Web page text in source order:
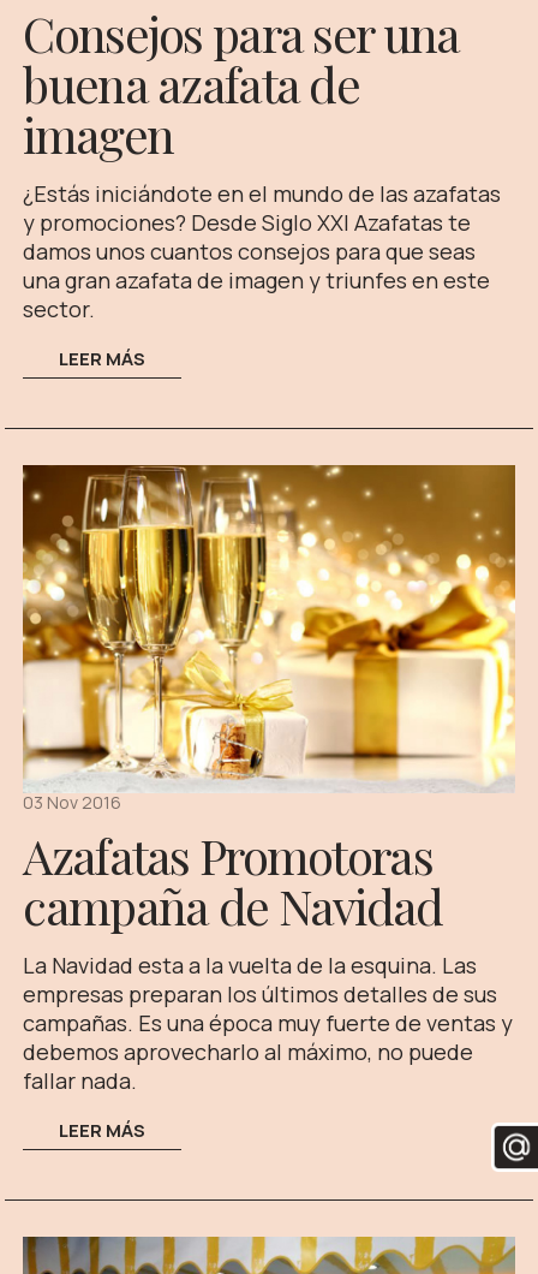
Consejos para ser una
buena azafata de
imagen
¿Estás iniciándote en el mundo de las azafatas
y promociones? Desde Siglo XXI Azafatas te
damos unos cuantos consejos para que seas
una gran azafata de imagen y triunfes en este
sector.
LEER MÁS
03 Nov 2016
Azafatas Promotoras
campaña de Navidad
La Navidad esta a la vuelta de la esquina. Las
empresas preparan los últimos detalles de sus
campañas. Es una época muy fuerte de ventas y
debemos aprovecharlo al máximo, no puede
fallar nada.
LEER MÁS